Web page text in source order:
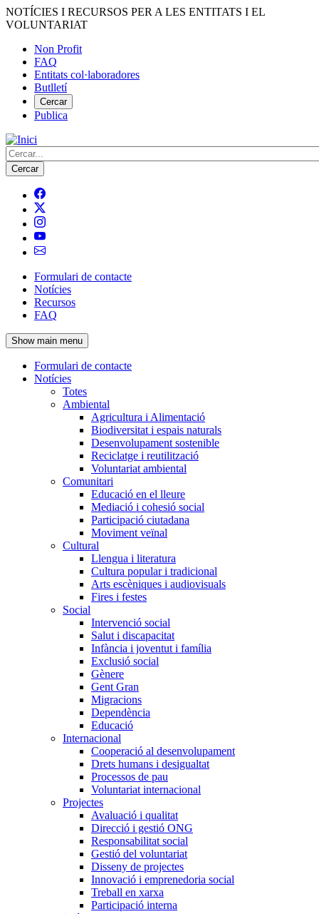
Vés
al
NOTÍCIES I RECURSOS PER A LES ENTITATS I EL
VOLUNTARIAT
Menú
del
compte
d'usuari
Non Profit
FAQ
Entitats col·laboradores
Butlletí
Cercar
Publica
Cerca
Navegació
principal
de
l'encapçalament
Formulari de contacte
Notícies
Recursos
FAQ
Show main menu
Navegació
principal
Formulari de contacte
Notícies
Totes
Ambiental
Agricultura i Alimentació
Biodiversitat i espais naturals
Desenvolupament sostenible
Reciclatge i reutilització
Voluntariat ambiental
Comunitari
Educació en el lleure
Mediació i cohesió social
Participació ciutadana
Moviment veïnal
Cultural
Llengua i literatura
Cultura popular i tradicional
Arts escèniques i audiovisuals
Fires i festes
Social
Intervenció social
Salut i discapacitat
Infància i joventut i família
Exclusió social
Gènere
Gent Gran
Migracions
Dependència
Educació
Internacional
Cooperació al desenvolupament
Drets humans i desigualtat
Processos de pau
Voluntariat internacional
Projectes
Avaluació i qualitat
Direcció i gestió ONG
Responsabilitat social
Gestió del voluntariat
Disseny de projectes
Innovació i emprenedoria social
Treball en xarxa
Participació interna